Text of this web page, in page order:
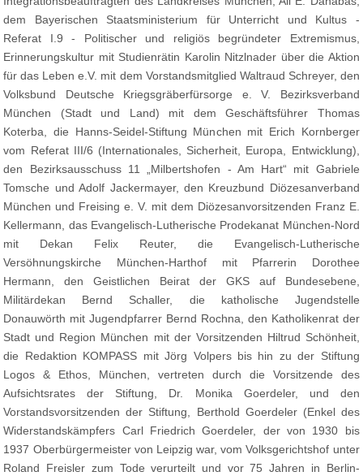
dem Bayerischen Staatsministerium für Unterricht und Kultus -
Referat I.9 - Politischer und religiös begründeter Extremismus,
Erinnerungskultur mit Studienrätin Karolin Nitzlnader über die Aktion
für das Leben e.V. mit dem Vorstandsmitglied Waltraud Schreyer, den
Volksbund Deutsche Kriegsgräberfürsorge e. V. Bezirksverband
München (Stadt und Land) mit dem Geschäftsführer Thomas
Koterba, die Hanns-Seidel-Stiftung München mit Erich Kornberger
vom Referat III/6 (Internationales, Sicherheit, Europa, Entwicklung),
den Bezirksausschuss 11 „Milbertshofen - Am Hart“ mit Gabriele
Tomsche und Adolf Jackermayer, den Kreuzbund Diözesanverband
München und Freising e. V. mit dem Diözesanvorsitzenden Franz E.
Kellermann, das Evangelisch-Lutherische Prodekanat München-Nord
mit Dekan Felix Reuter, die Evangelisch-Lutherische
Versöhnungskirche München-Harthof mit Pfarrerin Dorothee
Hermann, den Geistlichen Beirat der GKS auf Bundesebene,
Militärdekan Bernd Schaller, die katholische Jugendstelle
Donauwörth mit Jugendpfarrer Bernd Rochna, den Katholikenrat der
Stadt und Region München mit der Vorsitzenden Hiltrud Schönheit,
die Redaktion KOMPASS mit Jörg Volpers bis hin zu der Stiftung
Logos & Ethos, München, vertreten durch die Vorsitzende des
Aufsichtsrates der Stiftung, Dr. Monika Goerdeler, und den
Vorstandsvorsitzenden der Stiftung, Berthold Goerdeler (Enkel des
Widerstandskämpfers Carl Friedrich Goerdeler, der von 1930 bis
1937 Oberbürgermeister von Leipzig war, vom Volksgerichtshof unter
Roland Freisler zum Tode verurteilt und vor 75 Jahren in Berlin-